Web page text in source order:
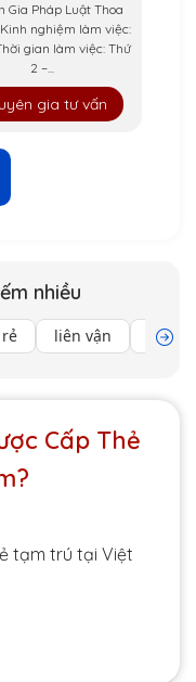
Gia Pháp Luật Thoa
nghiệm làm việc:
gian làm việc: Thứ
2 –...
gia tư vấn
nhiều
liên vận
Cấp Thẻ
tạm trú tại Việt